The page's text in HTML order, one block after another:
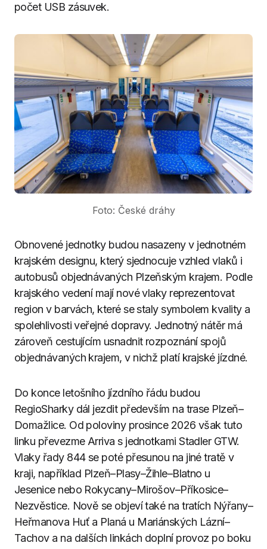
počet USB zásuvek.
Foto: České dráhy
Obnovené jednotky budou nasazeny v jednotném
krajském designu, který sjednocuje vzhled vlaků i
autobusů objednávaných Plzeňským krajem. Podle
krajského vedení mají nové vlaky reprezentovat
region v barvách, které se staly symbolem kvality a
spolehlivosti veřejné dopravy. Jednotný nátěr má
zároveň cestujícím usnadnit rozpoznání spojů
objednávaných krajem, v nichž platí krajské jízdné.
Do konce letošního jízdního řádu budou
RegioSharky dál jezdit především na trase Plzeň–
Domažlice. Od poloviny prosince 2026 však tuto
linku převezme Arriva s jednotkami Stadler GTW.
Vlaky řady 844 se poté přesunou na jiné tratě v
kraji, například Plzeň–Plasy–Žihle–Blatno u
Jesenice nebo Rokycany–Mirošov–Příkosice–
Nezvěstice. Nově se objeví také na tratích Nýřany–
Heřmanova Huť a Planá u Mariánských Lázní–
Tachov a na dalších linkách doplní provoz po boku